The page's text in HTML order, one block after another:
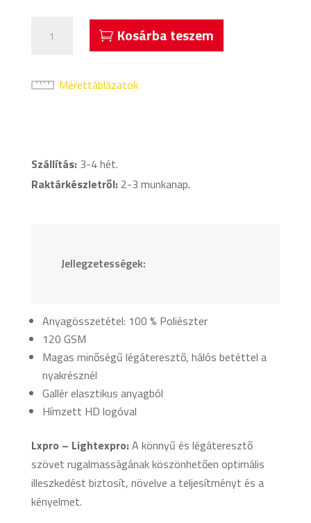
Atlantis
Mez
Kosárba teszem
Mérettáblázatok
Szállítás:3-4 hét.
Raktárkészletről:2-3 munkanap.
Jellegzetességek:
Anyagösszetétel: 100 % Poliészter
120 GSM
Magas minőségű légáteresztő, hálós betéttel a
nyakrésznél
Gallér elasztikus anyagból
Hímzett HD logóval
Lxpro – Lightexpro:A könnyű és légáteresztő
szövet rugalmasságának köszönhetően optimális
illeszkedést biztosít, növelve a teljesítményt és a
kényelmet.